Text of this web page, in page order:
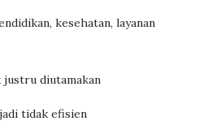
kesehatan, layanan
justru diutamakan
tidak efisien